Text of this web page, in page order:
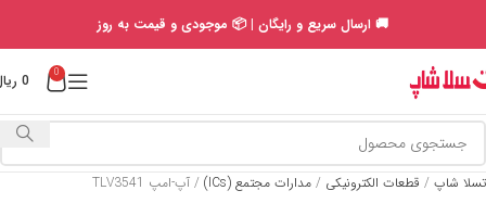
🚚 ارسال سریع و رایگان | 📦 موجودی و قیمت به روز
0
0
تسلا شاپ / قطعات الکترونیکی / مدارات مجتمع (ICs) / آپ-امپ TLV3541